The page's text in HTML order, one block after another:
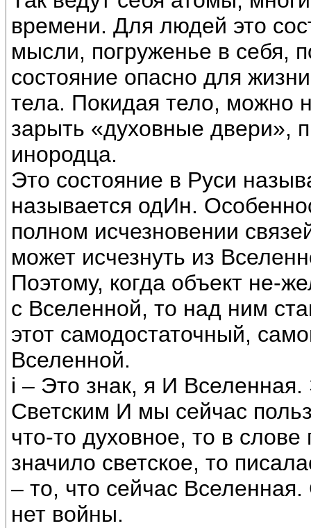
времени. Для людей это
мысли, погруженье в себя,
состояние опасно для
тела. Покидая тело, можно
зарыть «духовные двери»,
инородца.
Это состояние в Руси
называется одИн.
полном исчезновении
может исчезнуть из
Поэтому, когда объект не-
с Вселенной, то над ним
этот самодостаточный,
Вселенной.
i – Это знак, я И
Светским И мы сейчас
что-то духовное, то в
значило светское, то
– то, что сейчас
нет войны.